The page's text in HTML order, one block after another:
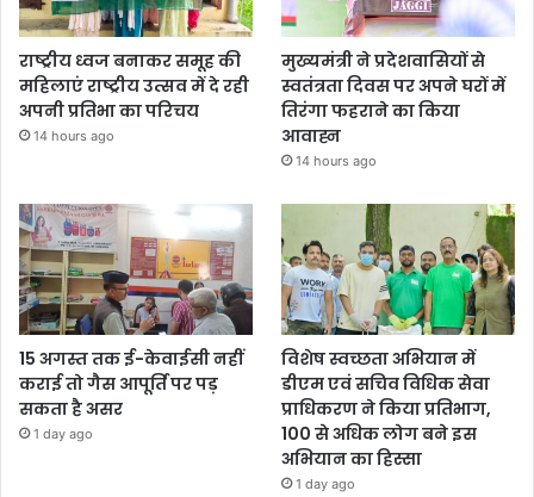
राष्ट्रीय ध्वज बनाकर समूह की
महिलाएं राष्ट्रीय उत्सव में दे रही
अपनी प्रतिभा का परिचय
14 hours ago
मुख्यमंत्री ने प्रदेशवासियों से
स्वतंत्रता दिवस पर अपने घरों में
तिरंगा फहराने का किया
आवाह्न
14 hours ago
15 अगस्त तक ई-केवाईसी नहीं
कराई तो गैस आपूर्ति पर पड़
सकता है असर
1 day ago
विशेष स्वच्छता अभियान में
डीएम एवं सचिव विधिक सेवा
प्राधिकरण ने किया प्रतिभाग,
100 से अधिक लोग बने इस
अभियान का हिस्सा
1 day ago